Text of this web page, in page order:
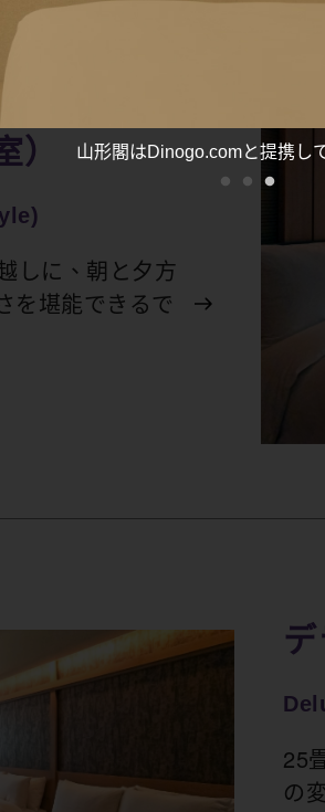
）
しに、朝と夕方
を堪能できるで
25
の
「山形閣」外壁清掃作業の